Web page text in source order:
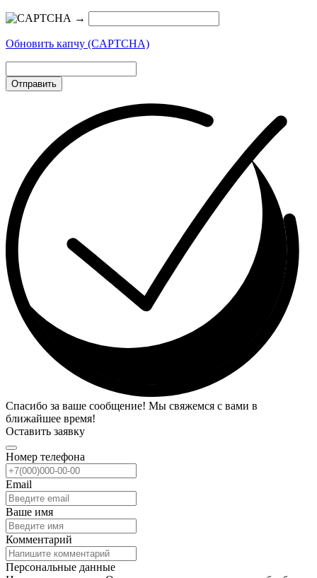
→
Обновить капчу (CAPTCHA)
Отправить
Спасибо за ваше сообщение! Мы свяжемся с вами в
ближайшее время!
Оставить заявку
Номер телефона
Email
Ваше имя
Комментарий
Персональные данные